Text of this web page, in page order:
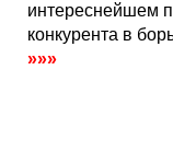
интереснейшем
конкурента в
»»»